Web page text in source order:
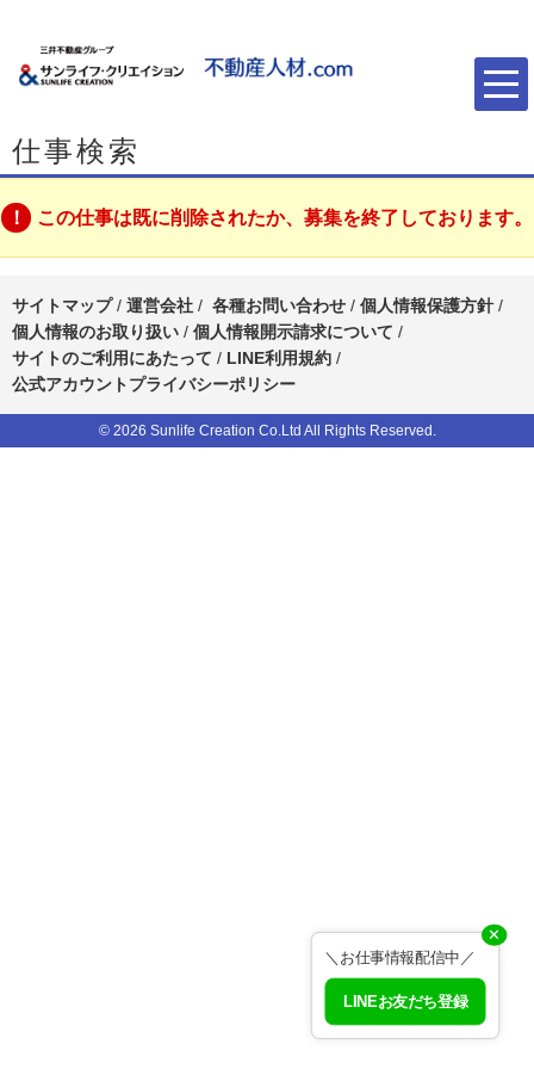
仕事検索
この仕事は既に削除されたか、募集を終了しております。
サイトマップ/ 運営会社 / 各種お問い合わせ / 個人情報保護方針 /
個人情報のお取り扱い / 個人情報開示請求について /
サイトのご利用にあたって / LINE利用規約 /
公式アカウントプライバシーポリシー
✕
＼お仕事情報配信中／
LINEお友だち登録
© 2026 Sunlife Creation Co.Ltd All Rights Reserved.